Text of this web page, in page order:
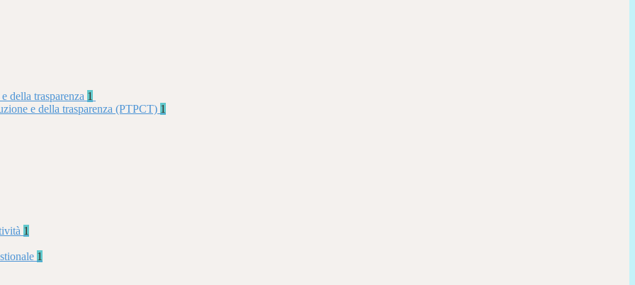
della trasparenza 1
e della trasparenza (PTPCT) 1
1
1